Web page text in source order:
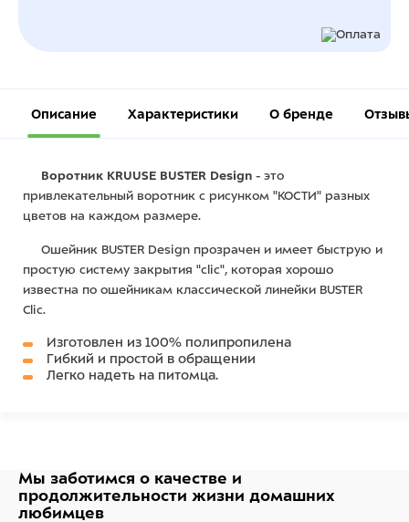
Описание Характеристики О бренде
Воротник KRUUSE BUSTER Design - это
привлекательный воротник с рисунком "КОСТИ" разных
цветов на каждом размере.
Ошейник BUSTER Design прозрачен и имеет быструю и
простую систему закрытия "clic", которая хорошо
известна по ошейникам классической линейки BUSTER
Clic.
Изготовлен из 100% полипропилена
Гибкий и простой в обращении
Легко надеть на питомца.
Мы заботимся о качестве и
продолжительности жизни домашних
любимцев